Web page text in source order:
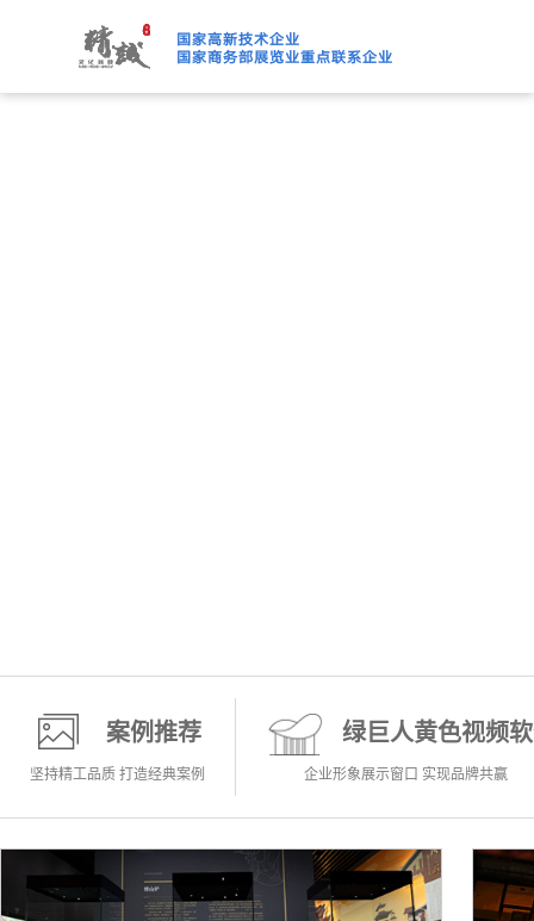
绿巨人下载免费观看,绿巨
案例推荐
坚持精工品质 打造经典案例
绿巨人黄色视频
企业形象展示窗口 实现品牌共赢
科普科学知识 展示科普真理